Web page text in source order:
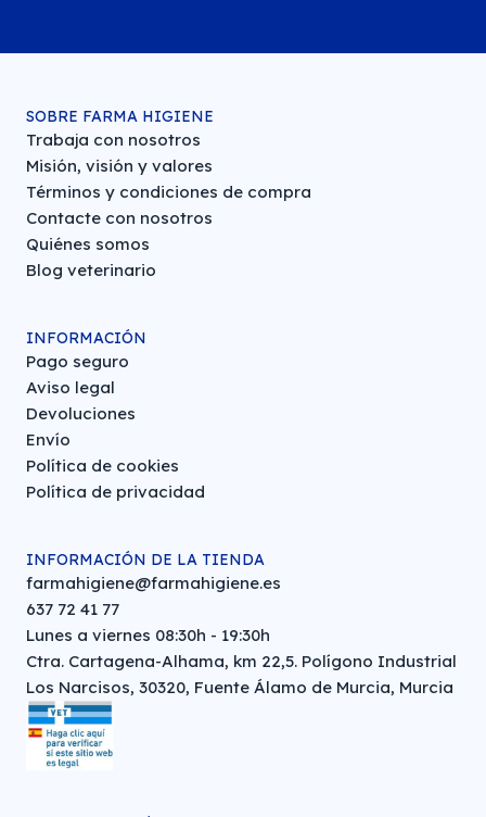
SOBRE FARMA HIGIENE
Trabaja con nosotros
Misión, visión y valores
Términos y condiciones de compra
Contacte con nosotros
Quiénes somos
Blog veterinario
INFORMACIÓN
Pago seguro
Aviso legal
Devoluciones
Envío
Política de cookies
Política de privacidad
INFORMACIÓN DE LA TIENDA
farmahigiene@farmahigiene.es
637 72 41 77
Lunes a viernes 08:30h - 19:30h
Ctra. Cartagena-Alhama, km 22,5. Polígono Industrial
Los Narcisos, 30320, Fuente Álamo de Murcia, Murcia